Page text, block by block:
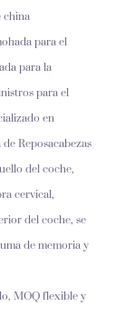
para el
para la
para el
en
Reposacabezas
del coche,
cervical,
del coche, se
de memoria y
MOQ flexible y